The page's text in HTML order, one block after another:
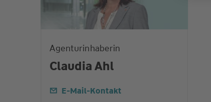
Agenturinhaberin
Claudia Ahl
E-Mail-Kontakt